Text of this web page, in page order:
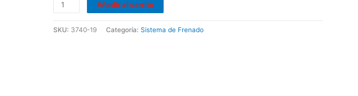
1.4
cantidad
Añadir al carrito
SKU: 3740-19 Categoría: Sistema de Frenado